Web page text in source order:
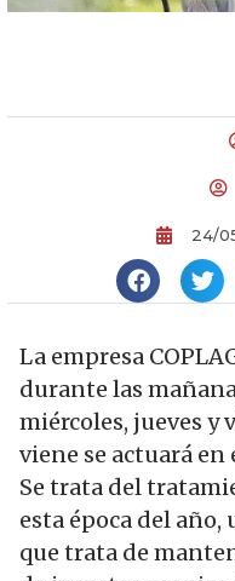
24/
La empresa
durante las
miércoles, jueves y
viene se actuará
Se trata del
esta época del
que trata de